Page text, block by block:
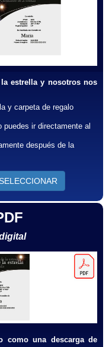
estrella y nosotros nos
y carpeta de regalo
puedes ir directamente al
después de la
como una descarga de